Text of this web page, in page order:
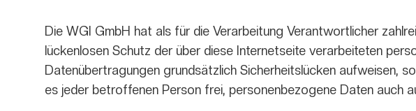
Die WGI GmbH hat als für die Verarbeitung Verantwortlicher
lückenlosen Schutz der über diese Internetseite verarbeiteten
Datenübertragungen grundsätzlich Sicherheitslücken aufweisen,
es jeder betroffenen Person frei, personenbezogene Daten auch